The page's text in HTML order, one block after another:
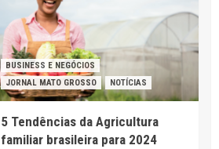
BUSINESS E NEGÓCIOS
JORNAL MATO GROSSO
NOTÍCIAS
5 Tendências da Agricultura
familiar brasileira para 2024